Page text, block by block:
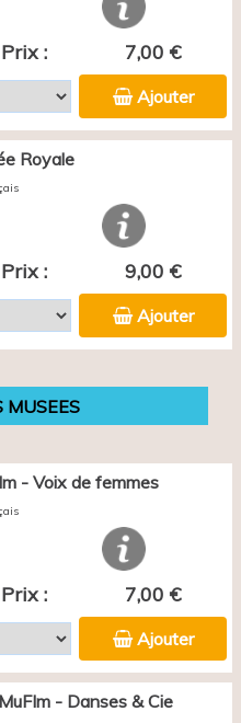
Prix : 7,00 €
Ajouter
Royale
Prix : 9,00 €
Ajouter
MUSEES
- Voix de femmes
Prix : 7,00 €
Ajouter
- Danses & Cie